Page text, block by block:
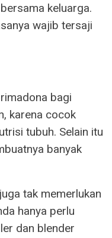
keluarga.
wajib tersaji
bagi
karena cocok
tubuh. Selain itu
banyak
tak memerlukan
hanya perlu
dan blender